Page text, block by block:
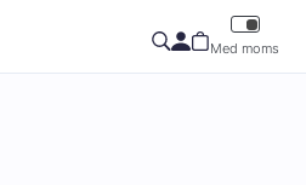
Med moms